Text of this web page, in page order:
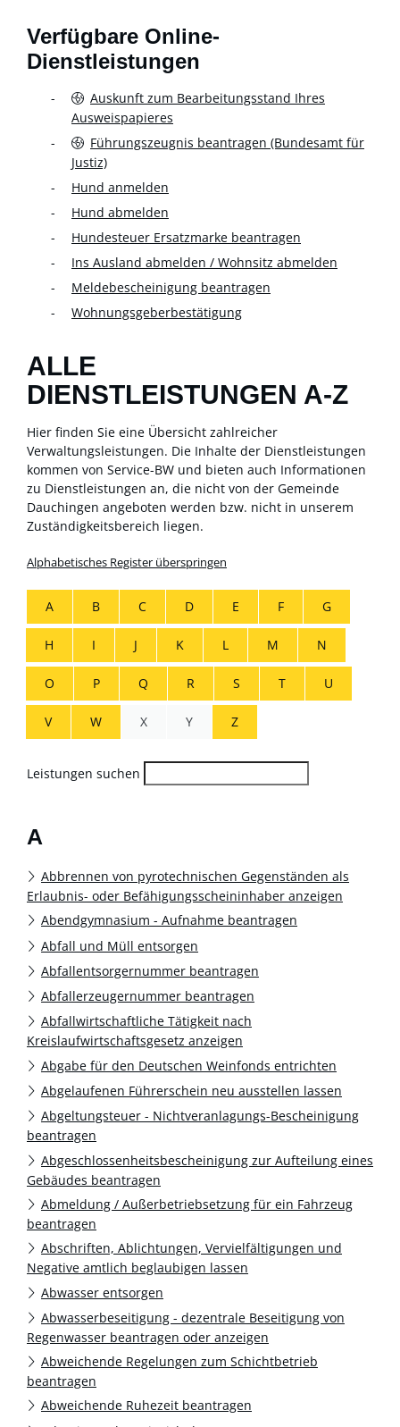
Verfügbare Online-
Dienstleistungen
Auskunft zum Bearbeitungsstand Ihres
Ausweispapieres
Führungszeugnis beantragen (Bundesamt für
Justiz)
Hund anmelden
Hund abmelden
Hundesteuer Ersatzmarke beantragen
Ins Ausland abmelden / Wohnsitz abmelden
Meldebescheinigung beantragen
Wohnungsgeberbestätigung
ALLE
DIENSTLEISTUNGEN A-Z
Hier finden Sie eine Übersicht zahlreicher
Verwaltungsleistungen. Die Inhalte der Dienstleistungen
kommen von Service-BW und bieten auch Informationen
zu Dienstleistungen an, die nicht von der Gemeinde
Dauchingen angeboten werden bzw. nicht in unserem
Zuständigkeitsbereich liegen.
Alphabetisches Register überspringen
A B C D E F G
H I J K L M N
O P Q R S T U
V W X Y Z
Leistungen suchen
A
Abbrennen von pyrotechnischen Gegenständen als
Erlaubnis- oder Befähigungsscheininhaber anzeigen
Abendgymnasium - Aufnahme beantragen
Abfall und Müll entsorgen
Abfallentsorgernummer beantragen
Abfallerzeugernummer beantragen
Abfallwirtschaftliche Tätigkeit nach
Kreislaufwirtschaftsgesetz anzeigen
Abgabe für den Deutschen Weinfonds entrichten
Abgelaufenen Führerschein neu ausstellen lassen
Abgeltungsteuer - Nichtveranlagungs-Bescheinigung
beantragen
Abgeschlossenheitsbescheinigung zur Aufteilung eines
Gebäudes beantragen
Abmeldung / Außerbetriebsetzung für ein Fahrzeug
beantragen
Abschriften, Ablichtungen, Vervielfältigungen und
Negative amtlich beglaubigen lassen
Abwasser entsorgen
Abwasserbeseitigung - dezentrale Beseitigung von
Regenwasser beantragen oder anzeigen
Abweichende Regelungen zum Schichtbetrieb
beantragen
Abweichende Ruhezeit beantragen